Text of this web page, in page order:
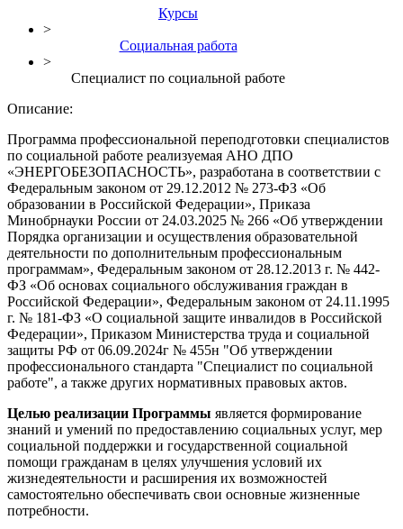
Курсы
>
Социальная работа
>
Специалист по социальной работе
Описание:
Программа профессиональной переподготовки специалистов
по социальной работе реализуемая АНО ДПО
«ЭНЕРГОБЕЗОПАСНОСТЬ», разработана в соответствии с
Федеральным законом от 29.12.2012 № 273-ФЗ «Об
образовании в Российской Федерации», Приказа
Минобрнауки России от 24.03.2025 № 266 «Об утверждении
Порядка организации и осуществления образовательной
деятельности по дополнительным профессиональным
программам», Федеральным законом от 28.12.2013 г. № 442-
ФЗ «Об основах социального обслуживания граждан в
Российской Федерации», Федеральным законом от 24.11.1995
г. № 181-ФЗ «О социальной защите инвалидов в Российской
Федерации», Приказом Министерства труда и социальной
защиты РФ от 06.09.2024г № 455н "Об утверждении
профессионального стандарта "Специалист по социальной
работе", а также других нормативных правовых актов.
Целью реализации Программы является формирование
знаний и умений по предоставлению социальных услуг, мер
социальной поддержки и государственной социальной
помощи гражданам в целях улучшения условий их
жизнедеятельности и расширения их возможностей
самостоятельно обеспечивать свои основные жизненные
потребности.